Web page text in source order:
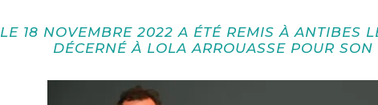
LE 18 NOVEMBRE 2022 A ÉTÉ REMIS À ANTIBES
DÉCERNÉ À LOLA ARROUASSE POUR SON